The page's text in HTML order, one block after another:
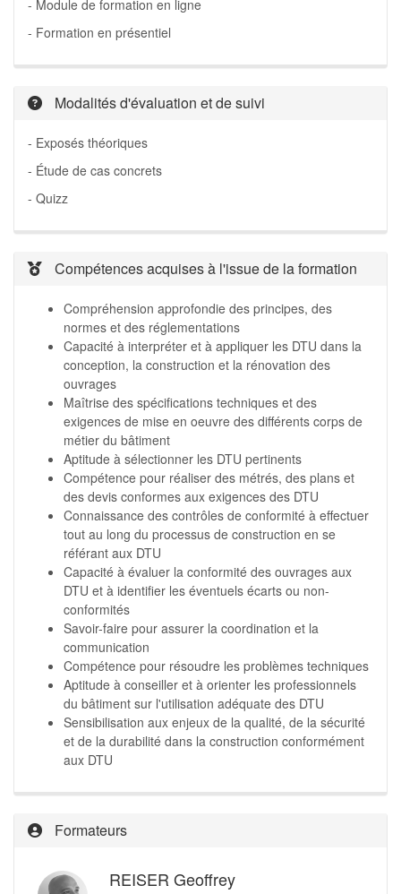
- Module de formation en ligne
- Formation en présentiel
Modalités d'évaluation et de suivi
- Exposés théoriques
- Étude de cas concrets
- Quizz
Compétences acquises à l'issue de la formation
Compréhension approfondie des principes, des
normes et des réglementations
Capacité à interpréter et à appliquer les DTU dans la
conception, la construction et la rénovation des
ouvrages
Maîtrise des spécifications techniques et des
exigences de mise en oeuvre des différents corps de
métier du bâtiment
Aptitude à sélectionner les DTU pertinents
Compétence pour réaliser des métrés, des plans et
des devis conformes aux exigences des DTU
Connaissance des contrôles de conformité à effectuer
tout au long du processus de construction en se
référant aux DTU
Capacité à évaluer la conformité des ouvrages aux
DTU et à identifier les éventuels écarts ou non-
conformités
Savoir-faire pour assurer la coordination et la
communication
Compétence pour résoudre les problèmes techniques
Aptitude à conseiller et à orienter les professionnels
du bâtiment sur l'utilisation adéquate des DTU
Sensibilisation aux enjeux de la qualité, de la sécurité
et de la durabilité dans la construction conformément
aux DTU
Formateurs
REISER Geoffrey